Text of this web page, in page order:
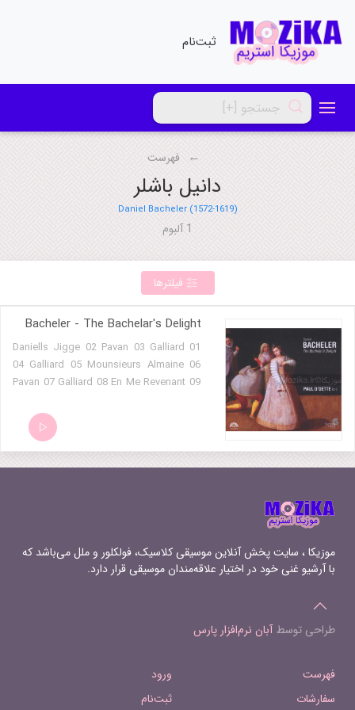
ثبت‌نام
فهرست
دانیل باشلر
Daniel Bacheler (1572-1619)
فیلترها
Bacheler - The Bachelar's Delight
01 Daniells Jigge 02 Pavan 03 Galliard
04 Galliard 05 Mounsieurs Almaine 06
Pavan 07 Galliard 08 En Me Revenant 09
12 Prelude 13 Fantasie 14 A Gallyard 'To
Pleade My Faith' 15 La Jeune Fillette 16
Pavan 17 Galliarde 18 Pavan 19 A
Galliard (upon a galliard by John
موزیکا ، سایت پخش آنلاین موسیقی کلاسیک، فولکلور و ملل می‌باشد که
با آرشیو غنی خود در اختیار علاقه‌مندان موسیقی قرار دارد.
طراحی توسطآبان نرم‌افزار پارس
فهرست
سفارشات
ورود
ثبت‌نام